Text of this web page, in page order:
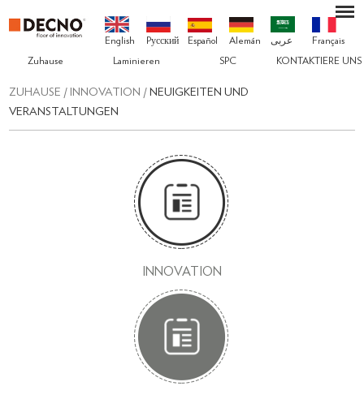
English Pусский Español Alemán عربى Français
Zuhause Laminieren SPC KONTAKTIERE UNS
ZUHAUSE / INNOVATION / NEUIGKEITEN UND
VERANSTALTUNGEN
INNOVATION